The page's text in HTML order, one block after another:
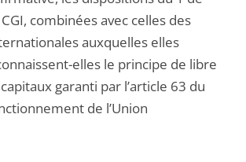
combinées avec celles des
auxquelles elles
elles le principe de libre
garanti par l’article 63 du
de l’Union